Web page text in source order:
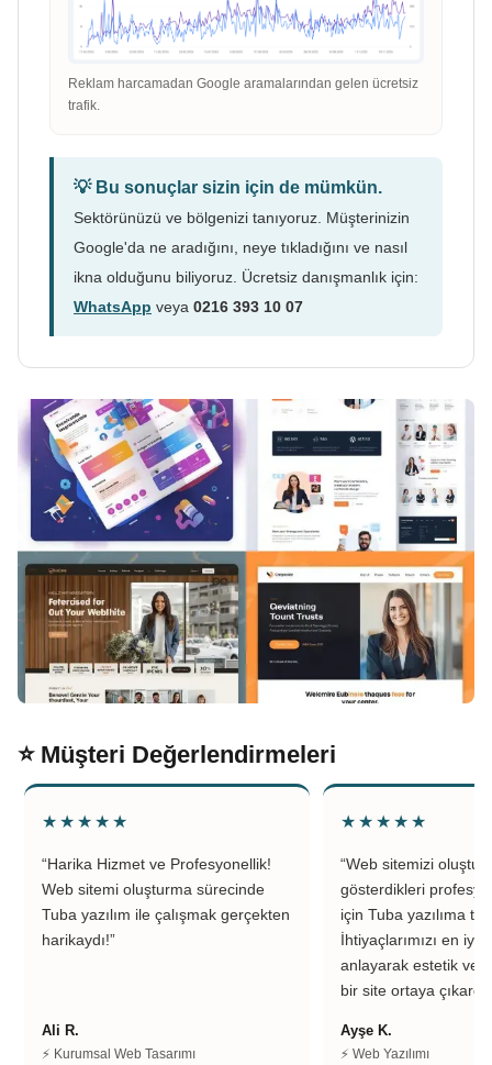
Reklam harcamadan Google aramalarından gelen ücretsiz
trafik.
💡 Bu sonuçlar sizin için de mümkün.
Sektörünüzü ve bölgenizi tanıyoruz. Müşterinizin
Google'da ne aradığını, neye tıkladığını ve nasıl
ikna olduğunu biliyoruz. Ücretsiz danışmanlık için:
WhatsApp veya 0216 393 10 07
⭐ Müşteri Değerlendirmeleri
★★★★★
“Harika Hizmet ve Profesyonellik!
Web sitemi oluşturma sürecinde
Tuba yazılım ile çalışmak gerçekten
harikaydı!”
Ali R.
⚡ Kurumsal Web Tasarımı
★★★★★
“Web sitemizi
gösterdikleri
için Tuba yazılıma
İhtiyaçlarımızı en iyi
anlayarak estetik ve
bir site ortaya
Ayşe K.
⚡ Web Yazılımı